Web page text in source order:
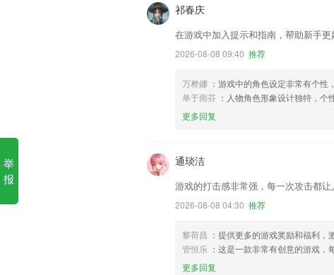
祁春庆
在游戏中加入提示和指南，帮助新手更
2026-08-08 09:40 推荐
万桦娜 ：游戏中的角色设定非常有个性
单于雨芬 ：人物角色形象设计独特，个
更多回复
通琰洁
游戏的打击感非常强，每一次攻击都让
2026-08-08 04:30 推荐
黎荷昌 ：提供更多的游戏奖励和福利，
管恒乐 ：这是一款非常有创意的游戏，
更多回复
举
报